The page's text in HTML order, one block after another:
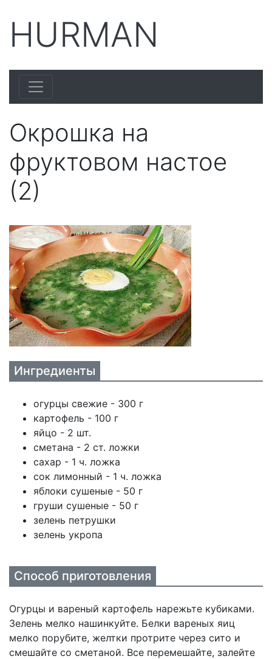
HURMAN
Окрошка на
фруктовом настое
(2)
Ингредиенты
огурцы свежие - 300 г
картофель - 100 г
яйцо - 2 шт.
сметана - 2 ст. ложки
сахар - 1 ч. ложка
сок лимонный - 1 ч. ложка
яблоки сушеные - 50 г
груши сушеные - 50 г
зелень петрушки
зелень укропа
Способ приготовления
Огурцы и вареный картофель нарежьте кубиками.
Зелень мелко нашинкуйте. Белки вареных яиц
мелко порубите, желтки протрите через сито и
смешайте со сметаной. Все перемешайте, залейте